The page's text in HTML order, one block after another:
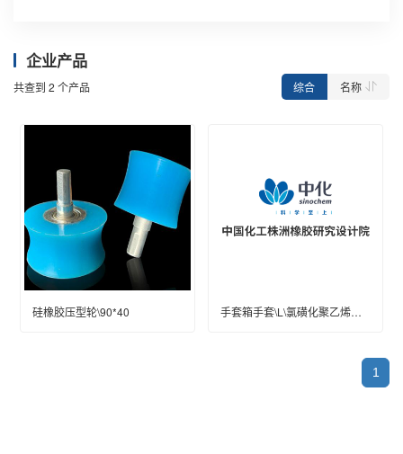
企业产品
共查到 2 个产品 综合 名称
硅橡胶压型轮\90*40 手套箱手套\L\氯磺化聚乙烯橡胶
1